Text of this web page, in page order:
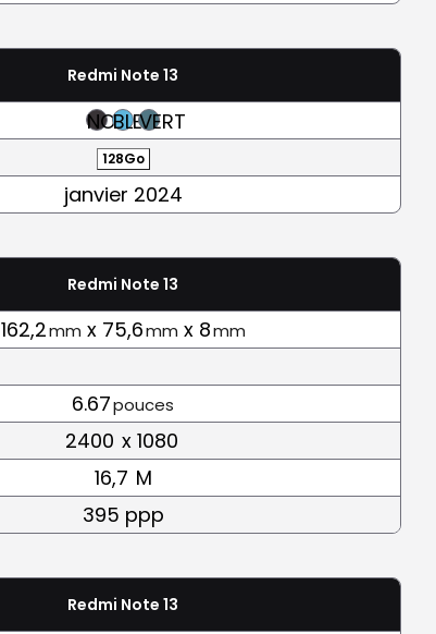
Redmi Note 13
NOIRBLEUVERT
128Go
janvier 2024
Redmi Note 13
162,2mm x 75,6mm x 8mm
6.67pouces
2400 x 1080
16,7 M
395 ppp
Redmi Note 13